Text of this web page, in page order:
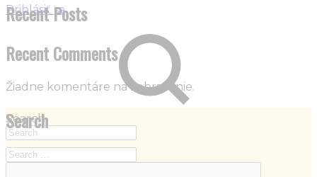
Prihlásiť sa
Search
Quick Links
Recent Posts
Recent Comments
Žiadne komentáre na zobrazenie.
Search